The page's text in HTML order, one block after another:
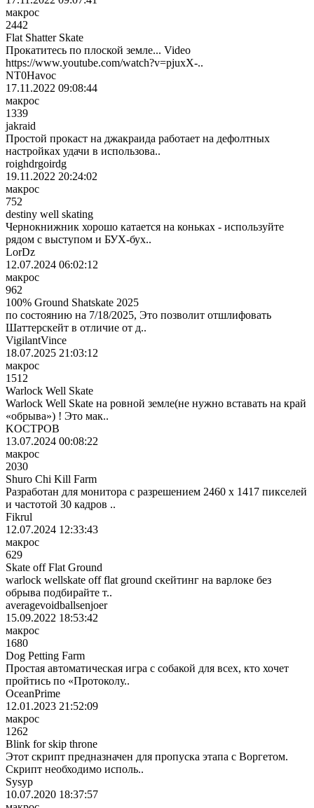
макрос
2442
Flat Shatter Skate
Прокатитесь по плоской земле... Video
https://www.youtube.com/watch?v=pjuxX-..
NT0Havoc
17.11.2022 09:08:44
макрос
1339
jakraid
Простой прокаст на джакраида работает на дефолтных
настройках удачи в использова..
roighdrgoirdg
19.11.2022 20:24:02
макрос
752
destiny well skating
Чернокнижник хорошо катается на коньках - используйте
рядом с выступом и БУХ-бух..
LorDz
12.07.2024 06:02:12
макрос
962
100% Ground Shatskate 2025
по состоянию на 7/18/2025, Это позволит отшлифовать
Шаттерскейт в отличие от д..
VigilantVince
18.07.2025 21:03:12
макрос
1512
Warlock Well Skate
Warlock Well Skate на ровной земле(не нужно вставать на край
«обрыва») ! Это мак..
KOCTPOB
13.07.2024 00:08:22
макрос
2030
Shuro Chi Kill Farm
Разработан для монитора с разрешением 2460 x 1417 пикселей
и частотой 30 кадров ..
Fikrul
12.07.2024 12:33:43
макрос
629
Skate off Flat Ground
warlock wellskate off flat ground скейтинг на варлоке без
обрыва подбирайте т..
averagevoidballsenjoer
15.09.2022 18:53:42
макрос
1680
Dog Petting Farm
Простая автоматическая игра с собакой для всех, кто хочет
пройтись по «Протоколу..
OceanPrime
12.01.2023 21:52:09
макрос
1262
Blink for skip throne
Этот скрипт предназначен для пропуска этапа с Воргетом.
Скрипт необходимо исполь..
Sysyp
10.07.2020 18:37:57